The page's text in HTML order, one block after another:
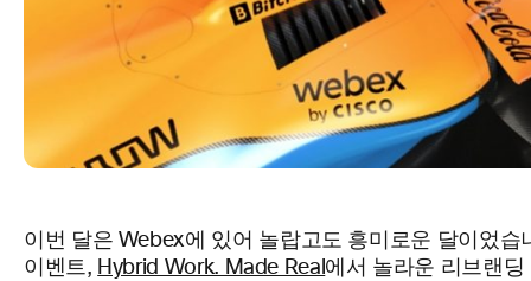
이번 달은 Webex에 있어 놀랍고도 흥미로운 달이었
이벤트, Hybrid Work. Made Real 에서 놀라운 리브랜